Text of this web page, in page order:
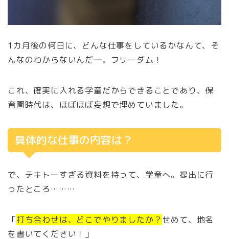
1カ月後の何日に、どんな仕事をしているかなんて、そ
んなのわからないんだ―。フリーダム！
これ、確実に入れる学童だからできることであり、保
育園時代は、ほぼほぼ妄想で埋めていました。
具体的な仕事の内容は？
で、テキトーすぎる資料を持って、学童へ。提出に行
ったところ………
「打ち合わせは、どこでやりましたか？せめて、地名
を書いてください！」